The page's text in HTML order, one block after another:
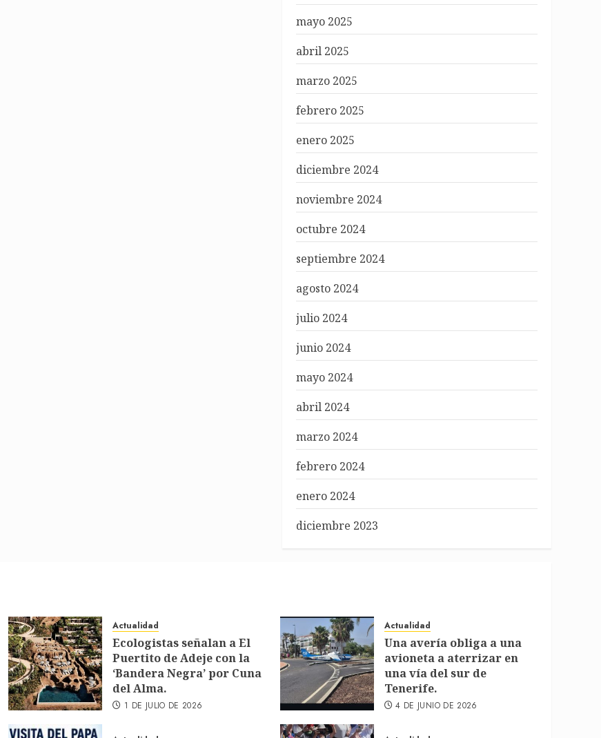
mayo 2025
abril 2025
marzo 2025
febrero 2025
enero 2025
diciembre 2024
noviembre 2024
octubre 2024
septiembre 2024
agosto 2024
julio 2024
junio 2024
mayo 2024
abril 2024
marzo 2024
febrero 2024
enero 2024
diciembre 2023
Actualidad
Ecologistas señalan a El
Puertito de Adeje con la
‘Bandera Negra’ por Cuna
del Alma.
1 DE JULIO DE 2026
Actualidad
Una avería obliga a una
avioneta a aterrizar en
una vía del sur de
Tenerife.
4 DE JUNIO DE 2026